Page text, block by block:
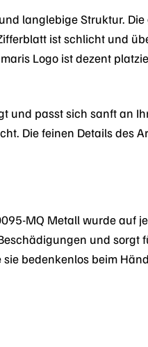
langlebige Struktur.
ist schlicht und
Logo ist dezent
und passt sich sanft an
Die feinen Details des
MQ Metall wurde auf
und sorgt
bedenkenlos beim